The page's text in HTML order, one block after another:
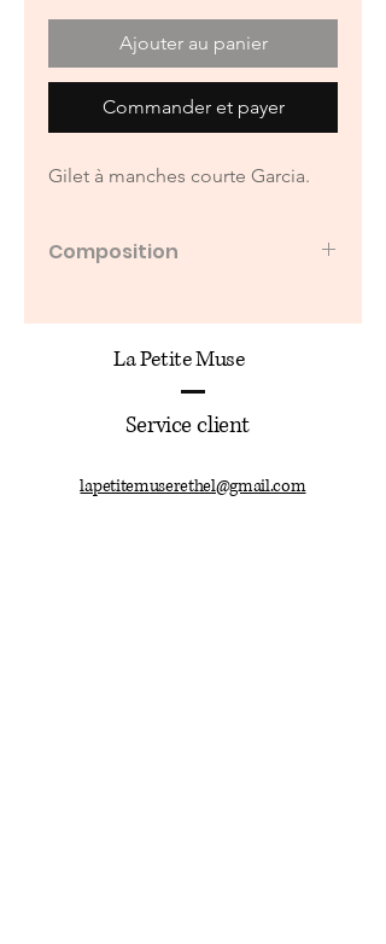
Ajouter au panier
Commander et payer
Gilet à manches courte Garcia.
Composition
laine, 6% élasthanne
La Petite Muse
Service client
lapetitemuserethel@gmail.com